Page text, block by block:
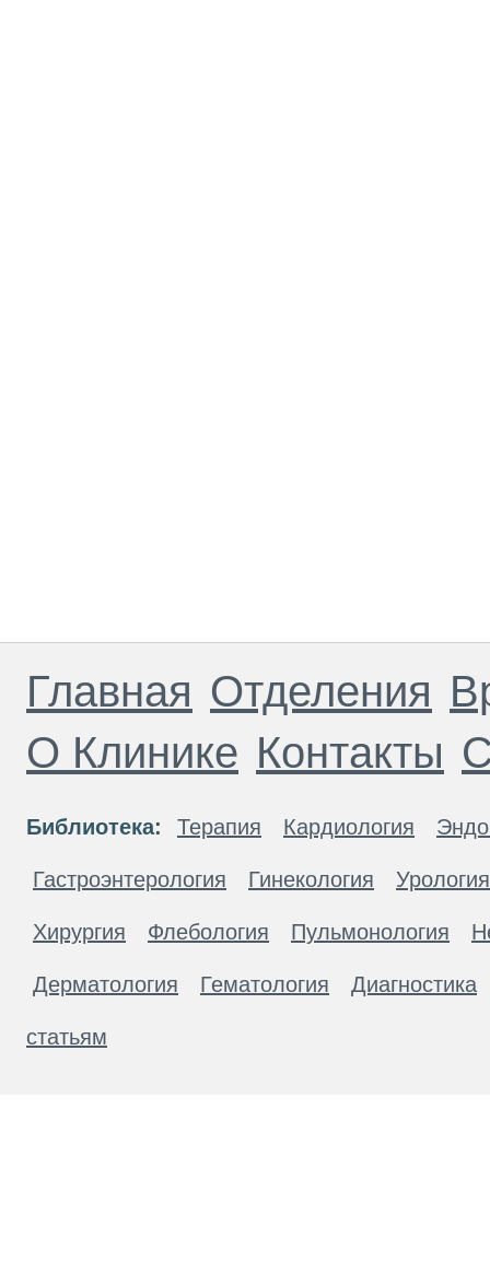
Главная Отделения
О Клинике Контакты
Библиотека: Терапия Кардиология
Гастроэнтерология Гинекология Урология
Хирургия Флебология Пульмонология
Дерматология Гематология Диагностика
статьям